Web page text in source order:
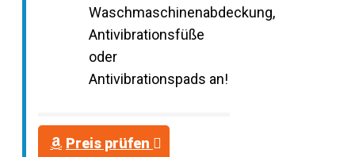
Waschmaschinenabdeckung,
Antivibrationsfüße
oder
Antivibrationspads an!
Preis prüfen